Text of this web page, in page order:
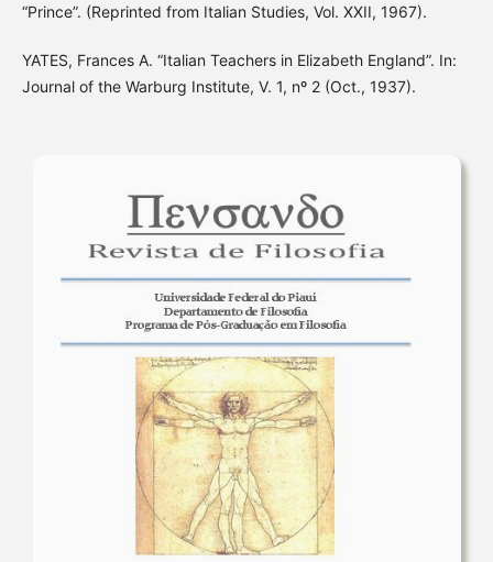
“Prince”. (Reprinted from Italian Studies, Vol. XXII, 1967).
YATES, Frances A. “Italian Teachers in Elizabeth England”. In:
Journal of the Warburg Institute, V. 1, nº 2 (Oct., 1937).